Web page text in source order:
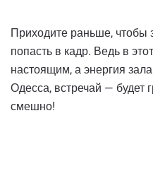
Приходите раньше, чтобы
попасть в кадр. Ведь в
настоящим, а энергия
Одесса, встречай — будет
смешно!